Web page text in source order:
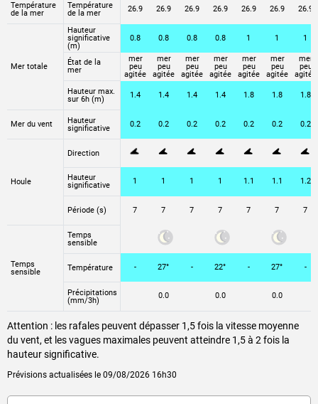
Température
de la mer
Température
de la mer
Mer totale
Hauteur
significative
(m)
État de la
mer
Hauteur max.
sur 6h (m)
Mer du vent
Hauteur
significative
Houle
Direction
Hauteur
significative
Période (s)
Temps
sensible
Temps
sensible
Température
Précipitations
(mm/3h)
26.9 26.9 26.9 26.9 26.9 26.9 26.9
0.8 0.8 0.8 0.8 1 1 1
mer
peu
agitée
mer
peu
agitée
mer
peu
agitée
mer
peu
agitée
mer
peu
agitée
mer
peu
agitée
mer
peu
agitée
1.4 1.4 1.4 1.4 1.8 1.8 1.8
0.2 0.2 0.2 0.2 0.2 0.2 0.2
1 1 1 1 1.1 1.1 1.2
7 7 7 7 7 7 7
- 27° - 22° - 27° -
0.0 0.0 0.0
Attention : les rafales peuvent dépasser 1,5 fois la vitesse moyenne
du vent, et les vagues maximales peuvent atteindre 1,5 à 2 fois la
hauteur significative.
Prévisions actualisées le 09/08/2026 16h30